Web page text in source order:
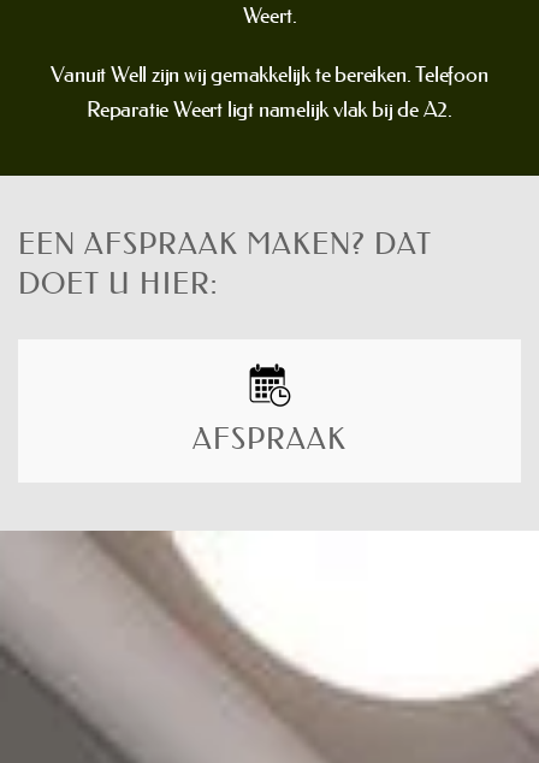
Weert.
Vanuit Well zijn wij gemakkelijk te bereiken. Telefoon
Reparatie Weert ligt namelijk vlak bij de A2.
EEN AFSPRAAK MAKEN? DAT
DOET U HIER:
AFSPRAAK